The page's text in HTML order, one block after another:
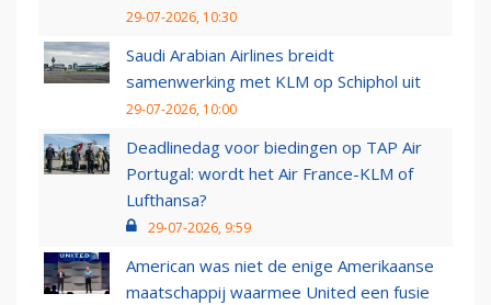
29-07-2026, 10:30
Saudi Arabian Airlines breidt
samenwerking met KLM op Schiphol uit
29-07-2026, 10:00
Deadlinedag voor biedingen op TAP Air
Portugal: wordt het Air France-KLM of
Lufthansa?
29-07-2026, 9:59
American was niet de enige Amerikaanse
maatschappij waarmee United een fusie